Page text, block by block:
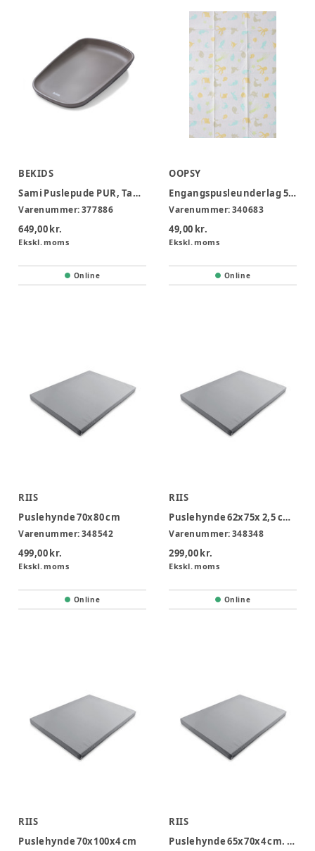
BEKIDS
Sami Puslepude PUR, Taupe
Varenummer:377886
649,00 kr.
Ekskl. moms
Online
OOPSY
Engangspusleunderlag 5-pak
Varenummer:340683
49,00 kr.
Ekskl. moms
Online
RIIS
Puslehynde 70x80 cm
Varenummer:348542
499,00 kr.
Ekskl. moms
Online
RIIS
Puslehynde 62x75x 2,5 cm. til Pippi - Vegga væghængt puslebord
Varenummer:348348
299,00 kr.
Ekskl. moms
Online
RIIS
Puslehynde 70x100x4 cm
RIIS
Puslehynde 65x70x4 cm. til bord med vippeplade